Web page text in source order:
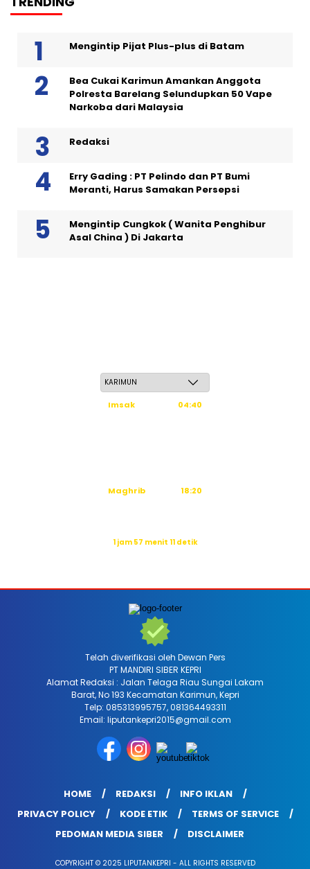
Mengintip Pijat Plus-plus di Batam
Bea Cukai Karimun Amankan Anggota
Polresta Barelang Selundupkan 50 Vape
Narkoba dari Malaysia
Redaksi
Erry Gading : PT Pelindo dan PT Bumi
Meranti, Harus Samakan Persepsi
Mengintip Cungkok ( Wanita Penghibur
Asal China ) Di Jakarta
Imsak
04:40
Maghrib
18:20
1 jam 57 menit 10 detik
Telah diverifikasi oleh Dewan Pers
PT MANDIRI SIBER KEPRI
Alamat Redaksi : Jalan Telaga Riau Sungai Lakam
Barat, No 193 Kecamatan Karimun, Kepri
Telp: 085313995757, 081364493311
Email: liputankepri2015@gmail.com
HOME REDAKSI
INFO IKLAN
PRIVACY POLICY
KODE ETIK
TERMS OF SERVICE
PEDOMAN MEDIA SIBER
DISCLAIMER
COPYRIGHT © 2025 LIPUTANKEPRI - ALL RIGHTS RESERVED